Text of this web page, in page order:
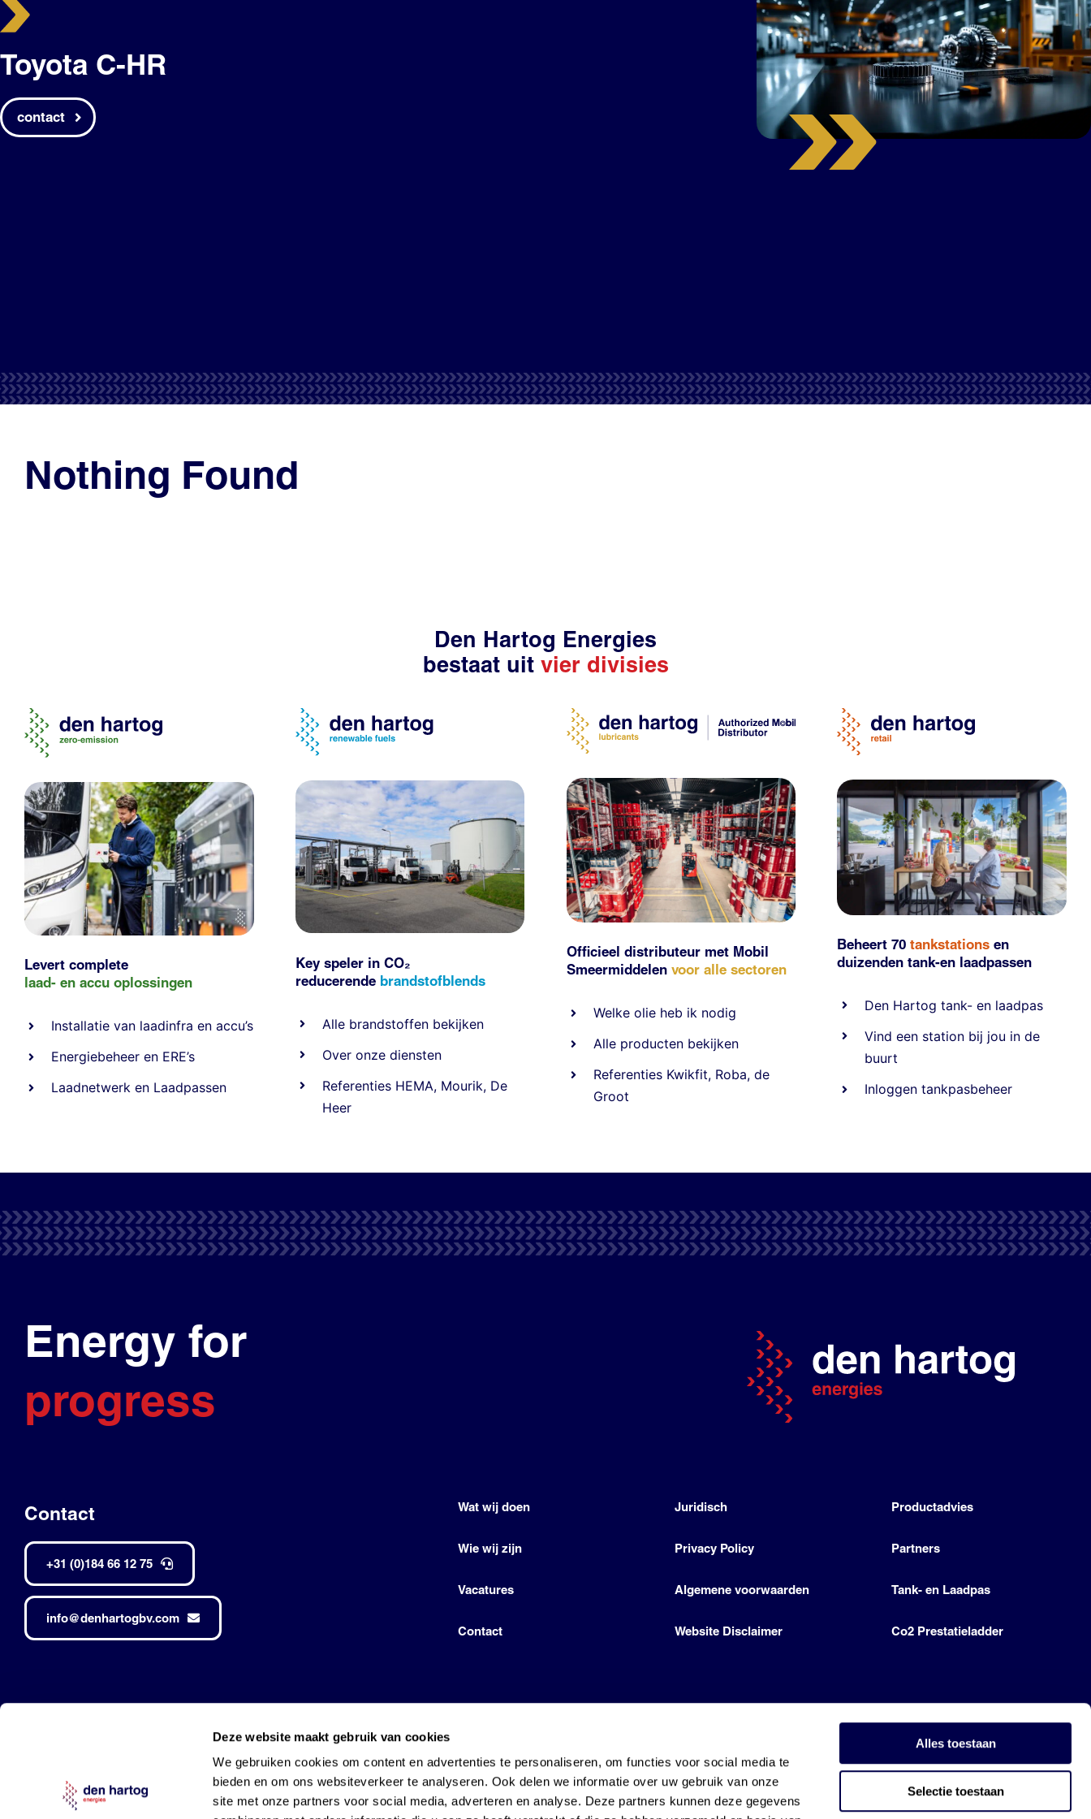
Deze website maakt gebruik van cookies
We gebruiken cookies om content en advertenties te personaliseren, om functies voor social media te
bieden en om ons websiteverkeer te analyseren. Ook delen we informatie over uw gebruik van onze
site met onze partners voor social media, adverteren en analyse. Deze partners kunnen deze gegevens
Alles toestaan
Selectie toestaan
Toyota C-HR
contact
Nothing Found
Den Hartog Energies
bestaat uit vier divisies
Levert complete
laad- en accu oplossingen
Installatie van laadinfra en accu’s
Energiebeheer en ERE’s
Laadnetwerk en Laadpassen
Key speler in CO₂
reducerende brandstofblends
Alle brandstoffen bekijken
Over onze diensten
Referenties HEMA, Mourik, De
Heer
Officieel distributeur met Mobil
Smeermiddelen voor alle sectoren
Welke olie heb ik nodig
Alle producten bekijken
Referenties Kwikfit, Roba, de
Groot
Beheert 70tankstationsen
duizendentank-en laadpassen
Den Hartog tank- en laadpas
Vind een station bij jou in de
buurt
Inloggen tankpasbeheer
Energy for
progress
Contact
+31 (0)184 66 12 75
info@denhartogbv.com
Wat wij doen
Wie wij zijn
Vacatures
Contact
Juridisch
Privacy Policy
Algemene voorwaarden
Website Disclaimer
Productadvies
Partners
Tank- en Laadpas
Co2 Prestatieladder
Den Hartog • Alle rechten voorbehouden •
Made by Robuust
and used under license by Den Hartog Energies